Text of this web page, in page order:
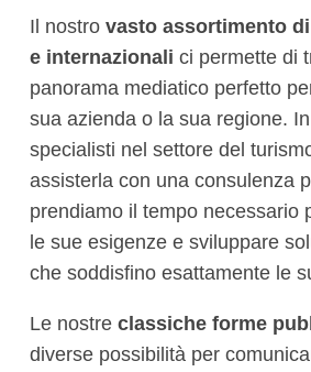
Il nostro vasto assortimento
e internazionali ci permette di
panorama mediatico perfetto
sua azienda o la sua regione.
specialisti nel settore del
assisterla con una consulenza
prendiamo il tempo necessario
le sue esigenze e sviluppare
che soddisfino esattamente le
Le nostre classiche forme
diverse possibilità per